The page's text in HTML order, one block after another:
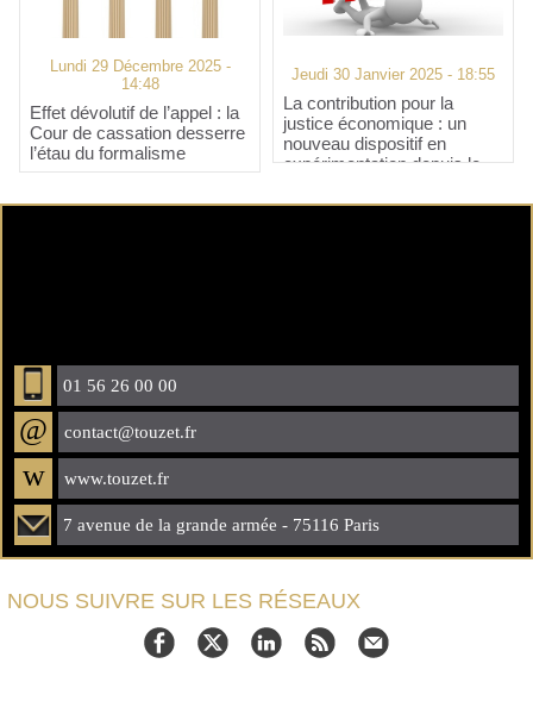
Lundi 29 Décembre 2025 -
14:48
Effet dévolutif de l’appel : la
Cour de cassation desserre
l’étau du formalisme
Jeudi 30 Janvier 2025 - 18:55
La contribution pour la
justice économique : un
nouveau dispositif en
expérimentation depuis le
01 56 26 00 00
@ contact@touzet.fr
w www.touzet.fr
7 avenue de la grande armée - 75116 Paris
NOUS SUIVRE SUR LES RÉSEAUX